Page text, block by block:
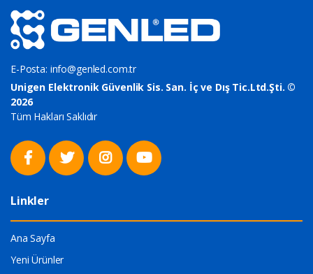
E-Posta: info@genled.com.tr
Unigen Elektronik Güvenlik Sis. San. İç ve Dış Tic.Ltd.Şti. ©
2026
Tüm Hakları Saklıdır
Linkler
Ana Sayfa
Yeni Ürünler